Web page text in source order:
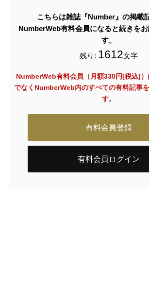
こちらは雑誌『Number』の掲載
NumberWeb有料会員になると続きを
す。
残り: 1612文字
NumberWeb有料会員（月額330円[税込]）
でなく NumberWeb内のすべての有料記事
す。
有料会員登録
有料会員ログイン